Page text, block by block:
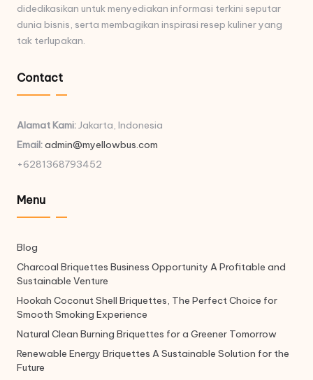
didedikasikan untuk menyediakan informasi terkini seputar
dunia bisnis, serta membagikan inspirasi resep kuliner yang
tak terlupakan.
Contact
Alamat Kami:Jakarta, Indonesia
Email:admin@myellowbus.com
+6281368793452
Menu
Blog
Charcoal Briquettes Business Opportunity A Profitable and
Sustainable Venture
Hookah Coconut Shell Briquettes, The Perfect Choice for
Smooth Smoking Experience
Natural Clean Burning Briquettes for a Greener Tomorrow
Renewable Energy Briquettes A Sustainable Solution for the
Future